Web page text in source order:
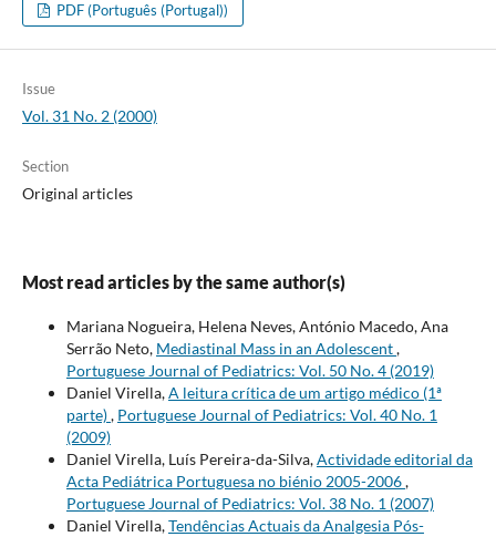
PDF (Português (Portugal))
Issue
Vol. 31 No. 2 (2000)
Section
Original articles
Most read articles by the same author(s)
Mariana Nogueira, Helena Neves, António Macedo, Ana
Serrão Neto, Mediastinal Mass in an Adolescent,
Portuguese Journal of Pediatrics: Vol. 50 No. 4 (2019)
Daniel Virella,A leitura crítica de um artigo médico (1ª
parte), Portuguese Journal of Pediatrics: Vol. 40 No. 1
(2009)
Daniel Virella, Luís Pereira-da-Silva,Actividade editorial da
Acta Pediátrica Portuguesa no biénio 2005-2006,
Portuguese Journal of Pediatrics: Vol. 38 No. 1 (2007)
Daniel Virella,Tendências Actuais da Analgesia Pós-